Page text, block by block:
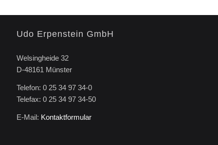
Udo Erpenstein GmbH
Welsingheide 32
D-48161 Münster
Telefon: 0 25 34 97 34-0
Telefax: 0 25 34 97 34-50
E-Mail: Kontaktformular